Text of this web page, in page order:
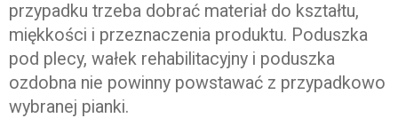
przypadku trzeba dobrać materiał do kształtu,
miękkości i przeznaczenia produktu. Poduszka
pod plecy, wałek rehabilitacyjny i poduszka
ozdobna nie powinny powstawać z przypadkowo
wybranej pianki.